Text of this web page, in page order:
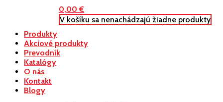
0,00€
V košíku sa nenachádzajú žiadne produkty
Produkty
Akciové produkty
Prevodník
Katalógy
O nás
Kontakt
Blogy